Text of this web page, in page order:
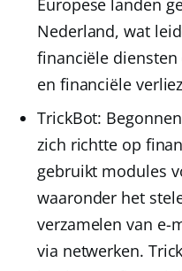
Europese landen
Nederland, wat
financiële diensten
en financiële
TrickBot:
zich richtte op
gebruikt modules
waaronder het
verzamelen van e-
via netwerken.